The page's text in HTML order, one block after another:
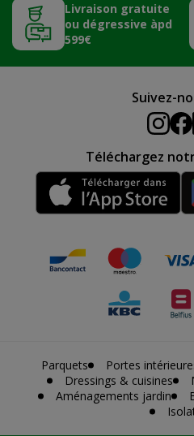
Livraison gratuite
ou dégressive àpd
599€
Suivez-
Téléchargez
Parquets Portes
Dressings & cuisines
Aménagements jardin